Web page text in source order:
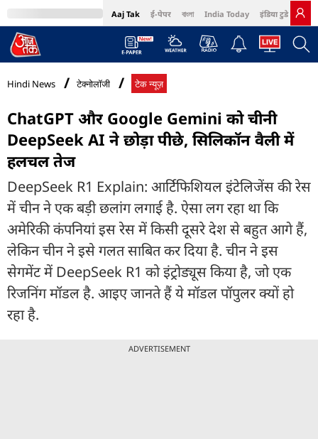
Aaj Tak ई-पेपर বাংলা India Today इंडिया टुडे हिंदी
MumbaiTak Cosmopolitan Harper's Bazaar Northeast
Hindi News टेक्नोलॉजी टेक न्यूज़
ChatGPT और Google Gemini को चीनी
DeepSeek AI ने छोड़ा पीछे, सिलिकॉन वैली में
हलचल तेज
DeepSeek R1 Explain: आर्टिफिशियल इंटेलिजेंस की रेस
में चीन ने एक बड़ी छलांग लगाई है. ऐसा लग रहा था कि
अमेरिकी कंपनियां इस रेस में किसी दूसरे देश से बहुत आगे हैं,
लेकिन चीन ने इसे गलत साबित कर दिया है. चीन ने इस
सेगमेंट में DeepSeek R1 को इंट्रोड्यूस किया है, जो एक
रिजनिंग मॉडल है. आइए जानते हैं ये मॉडल पॉपुलर क्यों हो
रहा है.
ADVERTISEMENT